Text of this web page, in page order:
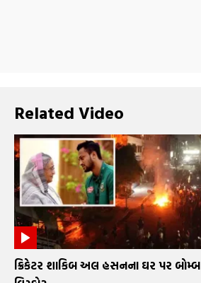
Related Video
ક્રિકેટર શાકિબ અલ હસનના ઘર પર બોમ્બ